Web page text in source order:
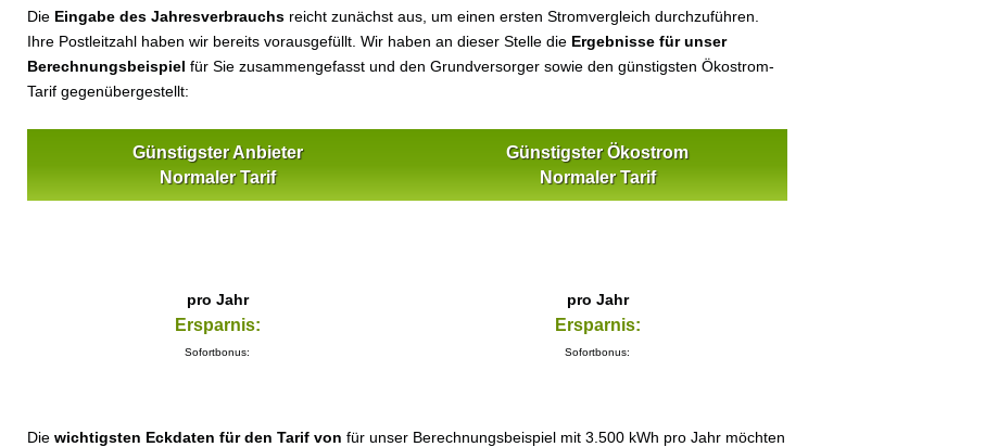
Die Eingabe des Jahresverbrauchs reicht zunächst aus, um einen ersten Stromvergleich durchzuführen.
Ihre Postleitzahl haben wir bereits vorausgefüllt. Wir haben an dieser Stelle die Ergebnisse für unser
Berechnungsbeispiel für Sie zusammengefasst und den Grundversorger sowie den günstigsten Ökostrom-
Tarif gegenübergestellt:
Günstigster Anbieter
Normaler Tarif
Günstigster Ökostrom
Normaler Tarif
pro Jahr
Ersparnis:
Sofortbonus:
pro Jahr
Ersparnis:
Sofortbonus:
Die wichtigsten Eckdaten für den Tarif von für unser Berechnungsbeispiel mit 3.500 kWh pro Jahr möchten